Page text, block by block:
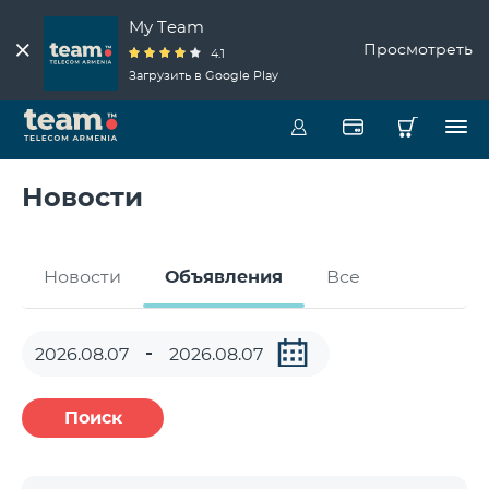
My Team
4.1
Загрузить в Google Play
Просмотреть
Новости
Новости Объявления Все
Поиск